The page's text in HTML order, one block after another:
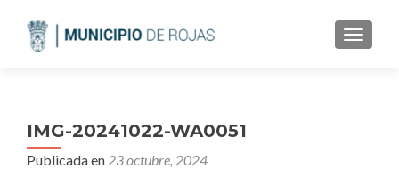
IMG-20241022-WA0051
Publicada en 23 octubre, 2024